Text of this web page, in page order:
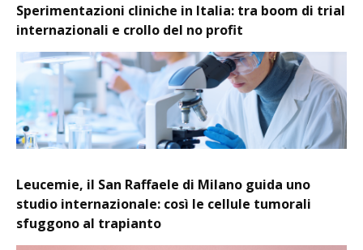
Sperimentazioni cliniche in Italia: tra boom di trial
internazionali e crollo del no profit
Leucemie, il San Raffaele di Milano guida uno
studio internazionale: così le cellule tumorali
sfuggono al trapianto